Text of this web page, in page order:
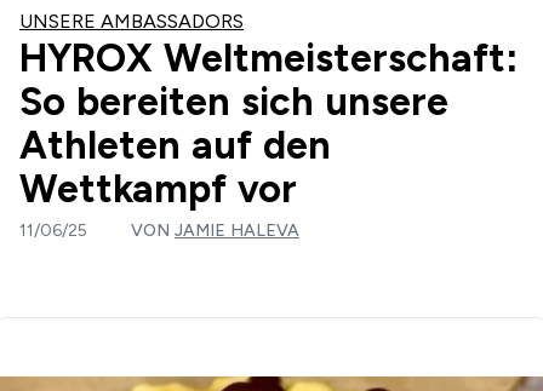
UNSERE AMBASSADORS
HYROX Weltmeisterschaft:
So bereiten sich unsere
Athleten auf den
Wettkampf vor
11/06/25 VON JAMIE HALEVA